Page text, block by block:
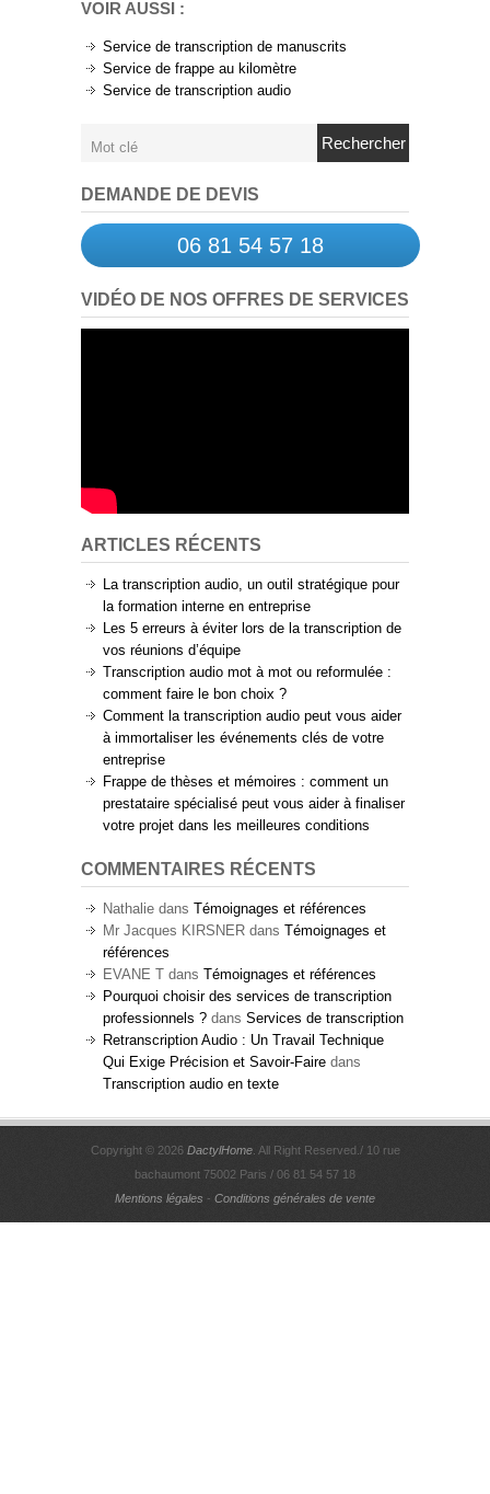
VOIR AUSSI :
Service de transcription de manuscrits
Service de frappe au kilomètre
Service de transcription audio
Rechercher
DEMANDE DE DEVIS
06 81 54 57 18
VIDÉO DE NOS OFFRES DE SERVICES
ARTICLES RÉCENTS
La transcription audio, un outil stratégique pour
la formation interne en entreprise
Les 5 erreurs à éviter lors de la transcription de
vos réunions d’équipe
Transcription audio mot à mot ou reformulée :
comment faire le bon choix ?
Comment la transcription audio peut vous aider
à immortaliser les événements clés de votre
entreprise
Frappe de thèses et mémoires : comment un
prestataire spécialisé peut vous aider à finaliser
votre projet dans les meilleures conditions
COMMENTAIRES RÉCENTS
Nathalie dans Témoignages et références
Mr Jacques KIRSNER dans Témoignages et
références
EVANE T dans Témoignages et références
Pourquoi choisir des services de transcription
professionnels ? dans Services de transcription
Retranscription Audio : Un Travail Technique
Qui Exige Précision et Savoir-Faire dans
Transcription audio en texte
Copyright © 2026 DactylHome. All Right Reserved./ 10 rue
bachaumont 75002 Paris / 06 81 54 57 18
Mentions légales - Conditions générales de vente